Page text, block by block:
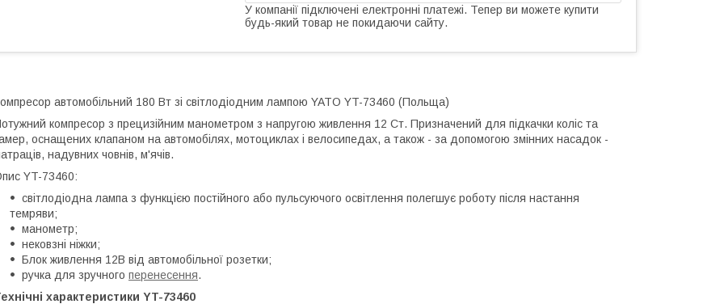
У компанії підключені електронні платежі. Тепер ви можете купити
будь-який товар не покидаючи сайту.
автомобільний 180 Вт зі світлодіодним лампою YATO YT-73460 (Польща)
компресор з прецизійним манометром з напругою живлення 12 Ст. Призначений для підкачки коліс та
оснащених клапаном на автомобілях, мотоциклах і велосипедах, а також - за допомогою змінних насадок -
надувних човнів, м'ячів.
YT-73460:
світлодіодна лампа з функцією постійного або пульсуючого освітлення полегшує роботу після настання
темряви;
манометр;
нековзні ніжки;
Блок живлення 12В від автомобільної розетки;
ручка для зручного перенесення.
характеристики YT-73460